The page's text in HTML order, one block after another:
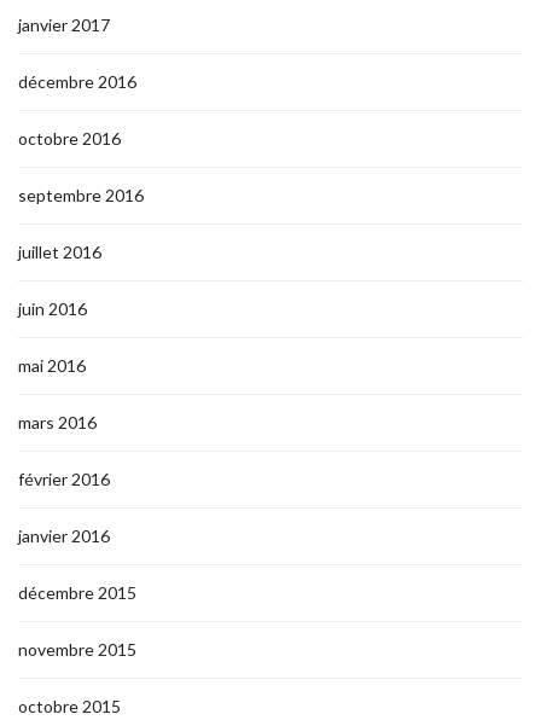
janvier 2017
décembre 2016
octobre 2016
septembre 2016
juillet 2016
juin 2016
mai 2016
mars 2016
février 2016
janvier 2016
décembre 2015
novembre 2015
octobre 2015